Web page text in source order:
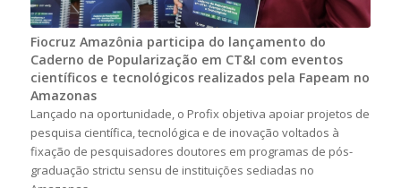
Fiocruz Amazônia participa do lançamento do
Caderno de Popularização em CT&I com eventos
científicos e tecnológicos realizados pela Fapeam no
Amazonas
Lançado na oportunidade, o Profix objetiva apoiar projetos de
pesquisa científica, tecnológica e de inovação voltados à
fixação de pesquisadores doutores em programas de pós-
graduação strictu sensu de instituições sediadas no